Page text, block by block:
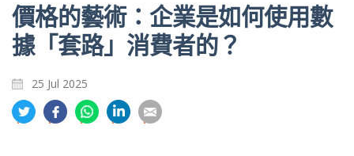
價格的藝術：企業是如何使用數
據「套路」消費者的？
25 Jul 2025
分
享
分
享
分
享
享
享